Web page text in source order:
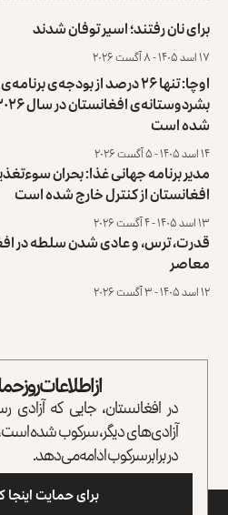
برای نان رفتند؛ اسیر توفان شدند
۱۷ اسد ۱۴۰۵ - ۸ آگست ۲۰۲۶
اوچا: تنها ۲۶ درصد از بودجه‌ی
شده است
۱۴ اسد ۱۴۰۵ - ۵ آگست ۲۰۲۶
مدیر برنامه جهانی غذا: بحران
افغانستان از کنترل خارج شده ‏است
۱۳ اسد ۱۴۰۵ - ۴ آگست ۲۰۲۶
قدرت، ترس، و عادی ‌شدن سلطه در
معاصر
۱۲ اسد ۱۴۰۵ - ۳ آگست ۲۰۲۶
از اطلاعات روز
در افغانستان، جایی که آزادی
آزادی‌های دیگر، سرکوب شده است،
در برابر سرکوب ادامه می‌دهد.
برای حمایت اینجا